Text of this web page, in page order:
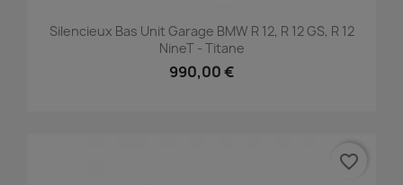
Silencieux Bas Unit Garage BMW R 12, R 12 GS, R 12
NineT - Titane
990,00 €
favorite_border